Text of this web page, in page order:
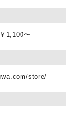
￥1,100〜
store/